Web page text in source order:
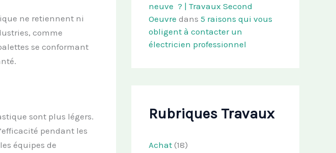
ne retiennent ni
comme
se conformant
sont plus légers.
pendant les
équipes de
neuve ? | Travaux Second
Oeuvre dans 5 raisons qui vous
obligent à contacter un
électricien professionnel
Rubriques Travaux
Achat (18)